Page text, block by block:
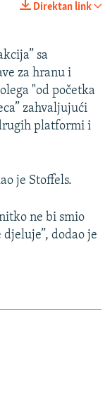
1080p
Direktan link
sa
za hranu i
"od početka
zahvaljujući
platformi i
je Stoffels.
ne bi smio
dodao je